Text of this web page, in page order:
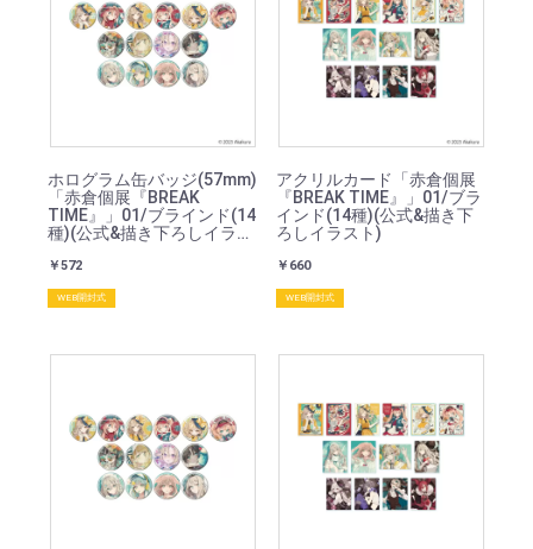
ホログラム缶バッジ(57mm)
「赤倉個展『BREAK
TIME』」01/ブラインド(14
種)(公式&描き下ろしイラス
￥572
WEB開封式
アクリルカード「赤倉個展
『BREAK TIME』」01/ブラ
インド(14種)(公式&描き下
ろしイラスト)
￥660
WEB開封式